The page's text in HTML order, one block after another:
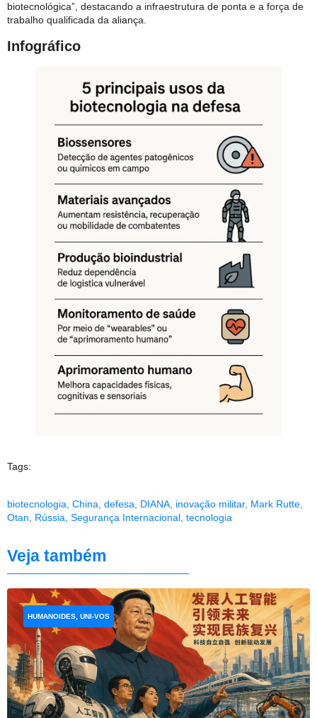
biotecnológica”, destacando a infraestrutura de ponta e a força de
trabalho qualificada da aliança.
Infográfico
Tags:
biotecnologia China defesa DIANA inovação militar, Mark Rutte
Otan
Rússia Segurança Internacional tecnologia
Veja também
HUMANOIDES, UNI-VOS